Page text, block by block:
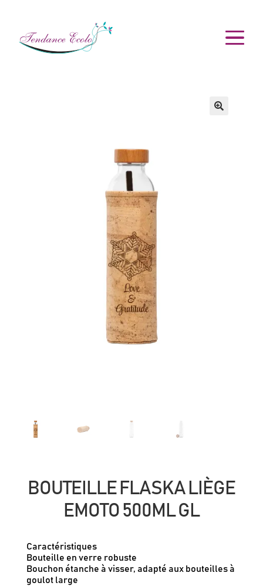
BOUTEILLE FLASKA LIÈGE
EMOTO 500ML GL
Caractéristiques
Bouteille en verre robuste
Bouchon étanche à visser, adapté aux bouteilles à
goulot large